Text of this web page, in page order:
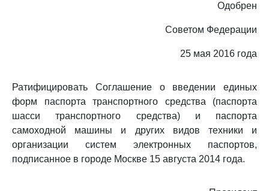
Одобрен
Советом Федерации
25 мая 2016 года
Ратифицировать Соглашение о введении единых
форм паспорта транспортного средства (паспорта
шасси транспортного средства) и паспорта
самоходной машины и других видов техники и
организации систем электронных паспортов,
подписанное в городе Москве 15 августа 2014 года.